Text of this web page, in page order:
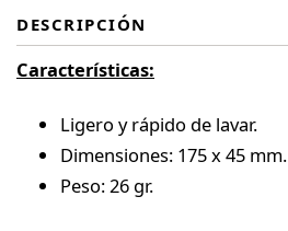
DESCRIPCIÓN
Características:
Ligero y rápido de lavar.
Dimensiones: 175 x 45 mm.
Peso: 26 gr.